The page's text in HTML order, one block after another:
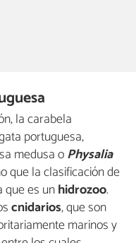
la carabela
portuguesa,
medusa oPhysalia
que la clasificación de
que es unhidrozoo.
cnidarios, que son
marinos y